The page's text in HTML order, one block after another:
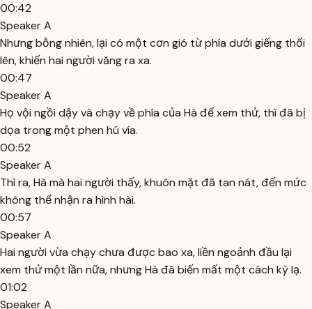
00:42
Speaker A
Nhưng bỗng nhiên, lại có một cơn gió từ phía dưới giếng thổi
lên, khiến hai người văng ra xa.
00:47
Speaker A
Họ vội ngồi dậy và chạy về phía của Hà để xem thử, thì đã bị
dọa trong một phen hú vía.
00:52
Speaker A
Thì ra, Hà mà hai người thấy, khuôn mặt đã tan nát, đến mức
không thể nhận ra hình hài.
00:57
Speaker A
Hai người vừa chạy chưa được bao xa, liền ngoảnh đầu lại
xem thử một lần nữa, nhưng Hà đã biến mất một cách kỳ lạ.
01:02
Speaker A